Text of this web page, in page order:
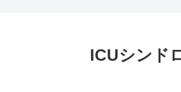
ICUシンド